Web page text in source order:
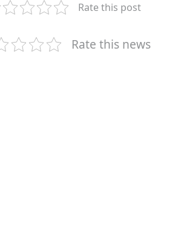
Rate this post
Rate this news